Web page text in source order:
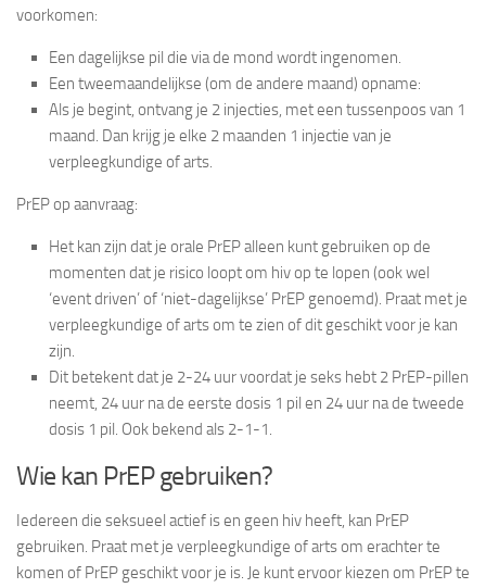
voorkomen:
Een dagelijkse pil die via de mond wordt ingenomen.
Een tweemaandelijkse (om de andere maand) opname:
Als je begint, ontvang je 2 injecties, met een tussenpoos van 1
maand. Dan krijg je elke 2 maanden 1 injectie van je
verpleegkundige of arts.
PrEP op aanvraag:
Het kan zijn dat je orale PrEP alleen kunt gebruiken op de
momenten dat je risico loopt om hiv op te lopen (ook wel
‘event driven’ of ‘niet-dagelijkse’ PrEP genoemd). Praat met je
verpleegkundige of arts om te zien of dit geschikt voor je kan
zijn.
Dit betekent dat je 2-24 uur voordat je seks hebt 2 PrEP-pillen
neemt, 24 uur na de eerste dosis 1 pil en 24 uur na de tweede
dosis 1 pil. Ook bekend als 2-1-1.
Wie kan PrEP gebruiken?
Iedereen die seksueel actief is en geen hiv heeft, kan PrEP
gebruiken. Praat met je verpleegkundige of arts om erachter te
komen of PrEP geschikt voor je is. Je kunt ervoor kiezen om PrEP te